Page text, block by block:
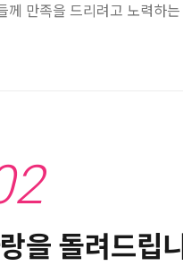
만족을 드리려고 노력하
을 돌려드립